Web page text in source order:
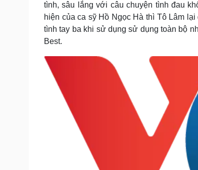
tình, sâu lắng với câu chuyện tình đau
hiện của ca sỹ Hồ Ngọc Hà thì Tô Lâm
tình tay ba khi sử dụng sử dụng toàn bộ
Best.